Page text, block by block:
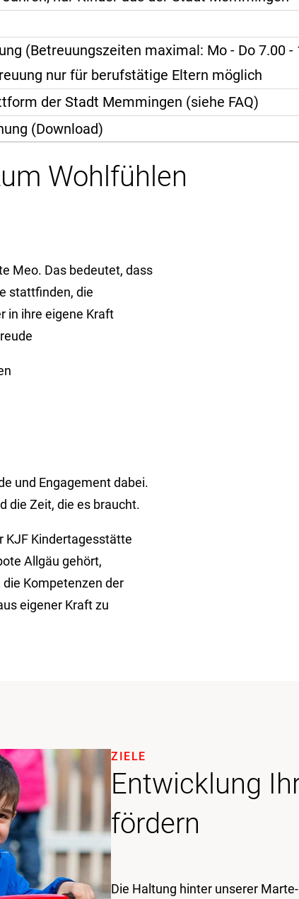
(Betreuungszeiten maximal: Mo - Do 7.00 -
nur für berufstätige Eltern möglich
der Stadt Memmingen (siehe FAQ)
(Download)
Wohlfühlen
Meo. Das bedeutet, dass
stattfinden, die
in ihre eigene Kraft
und Engagement dabei.
die Zeit, die es braucht.
KJF Kindertagesstätte
Allgäu gehört,
Kompetenzen der
eigener Kraft zu
Entwicklung
fördern
ZIELE
Die Haltung hinter unserer